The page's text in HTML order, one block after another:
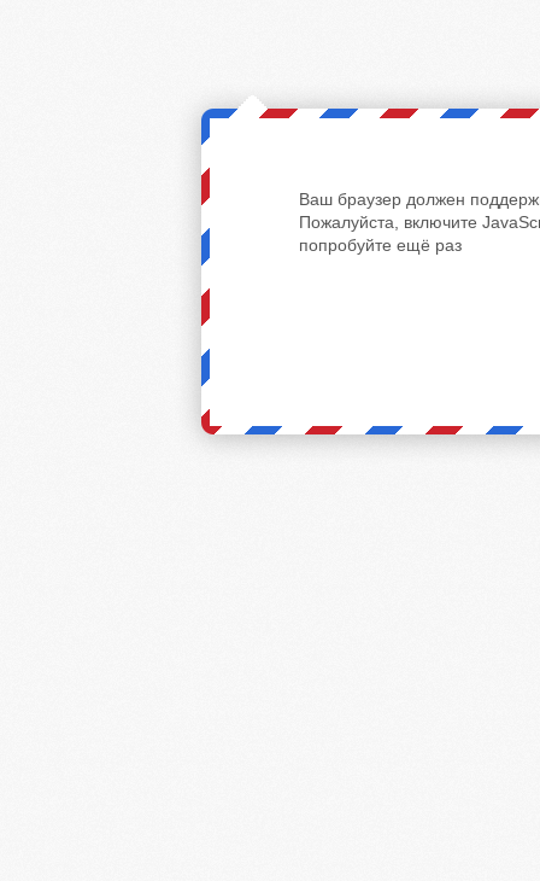
Ваш браузер должен
Пожалуйста, включите
попробуйте ещё раз